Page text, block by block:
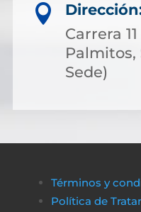

Carrera
Palmitos,
Sede)
Términos y
Política de